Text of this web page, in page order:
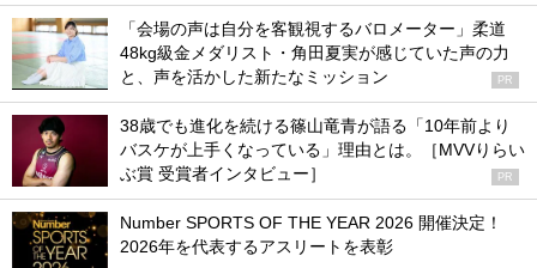
「会場の声は自分を客観視するバロメーター」柔道
48kg級金メダリスト・角田夏実が感じていた声の力
と、声を活かした新たなミッション
PR
38歳でも進化を続ける篠山竜青が語る「10年前より
バスケが上手くなっている」理由とは。［MVVりらい
ぶ賞 受賞者インタビュー］
PR
Number SPORTS OF THE YEAR 2026 開催決定！
2026年を代表するアスリートを表彰